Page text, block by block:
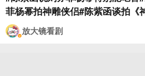
菲杨幂拍神雕侠侣#陈紫函谈拍《
菲杨幂特别能吃苦。果然敬业的人
理的。 ​
放大镜看剧